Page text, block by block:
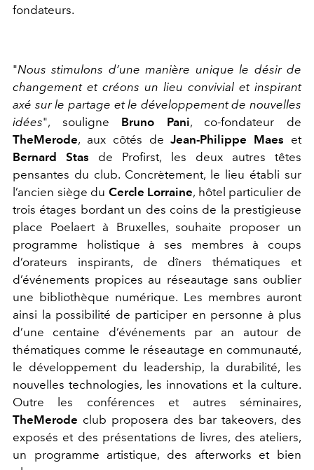
fondateurs.
"Nous stimulons d’une manière unique le désir de
changement et créons un lieu convivial et inspirant
axé sur le partage et le développement de nouvelles
idées", souligne Bruno Pani, co-fondateur de
TheMerode, aux côtés deJean-Philippe Maes et
Bernard Stas de Profirst, les deux autres têtes
pensantes du club. Concrètement, le lieu établi sur
l’ancien siège du Cercle Lorraine, hôtel particulier de
trois étages bordant un des coins de la prestigieuse
place Poelaert à Bruxelles, souhaite proposer un
programme holistique à ses membres à coups
d’orateurs inspirants, de dîners thématiques et
d’événements propices au réseautage sans oublier
une bibliothèque numérique. Les membres auront
ainsi la possibilité de participer en personne à plus
d’une centaine d’événements par an autour de
thématiques comme le réseautage en communauté,
le développement du leadership, la durabilité, les
nouvelles technologies, les innovations et la culture.
Outre les conférences et autres séminaires,
TheMerode club proposera des bar takeovers, des
exposés et des présentations de livres, des ateliers,
un programme artistique, des afterworks et bien